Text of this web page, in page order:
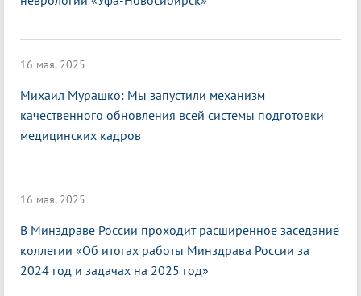
16 мая, 2025
Михаил Мурашко: Мы запустили механизм
качественного обновления всей системы подготовки
медицинских кадров
16 мая, 2025
В Минздраве России проходит расширенное заседание
коллегии «Об итогах работы Минздрава России за
2024 год и задачах на 2025 год»